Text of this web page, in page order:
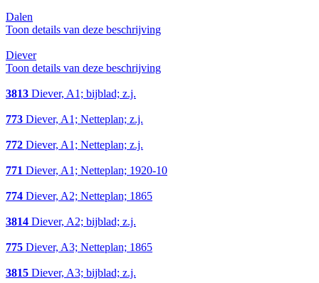
Dalen
Toon details van deze beschrijving
Diever
Toon details van deze beschrijving
3813 Diever, A1; bijblad; z.j.
773 Diever, A1; Netteplan; z.j.
772 Diever, A1; Netteplan; z.j.
771 Diever, A1; Netteplan; 1920-10
774 Diever, A2; Netteplan; 1865
3814 Diever, A2; bijblad; z.j.
775 Diever, A3; Netteplan; 1865
3815 Diever, A3; bijblad; z.j.